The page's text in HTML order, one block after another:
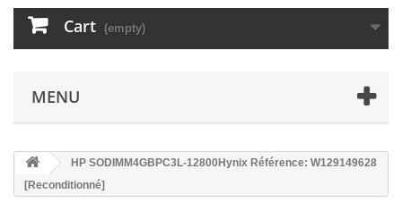
Cart (empty)
MENU
HP SODIMM4GBPC3L-12800Hynix Référence: W129149628
[Reconditionné]